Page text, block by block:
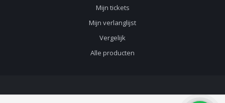
Mijn tickets
Mijn verlanglijst
Vergelijk
Alle producten